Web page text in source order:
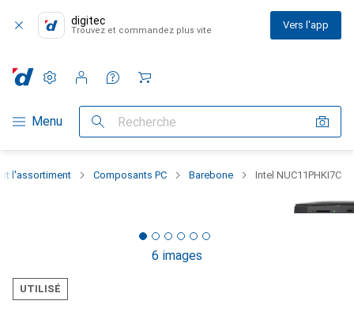
digitec
Trouvez et commandez plus vite Vers l'app
Navigation par catégorie
Menu Recherche
Paramètres
Compte client
Listes de comparaison
Listes d'envies
Panier
l'assortiment Composants PC Barebone Intel NUC11PHKI7C
6 images
UTILISÉ